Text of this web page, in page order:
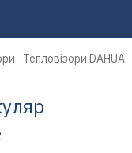
Тепловізори DAHUA